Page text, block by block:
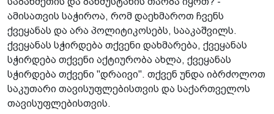
ამისათვის საჭიროა, რომ დაეხმაროთ ჩვენს
ქვეყანას და არა პოლიტიკოსებს, სააკაშვილს.
ქვეყანას სჭირდება თქვენი დახმარება, ქვეყანას
სჭირდება თქვენი აქტიურობა ახლა, ქვეყანას
სჭირდება თქვენი "დრაივი". თქვენ უნდა იბრძოლოთ
საკუთარი თავისუფლებისთვის და საქართველოს
თავისუფლებისთვის.